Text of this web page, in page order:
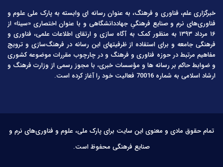
خبرگزاری علم، فناوری و فرهنگ، به عنوان رسانه ای وابسته به پارک ملی علوم و
فناوری‌های نرم و صنایع فرهنگیِ جهاددانشگاهی و با عنوان اختصاری «سینا» از
۱۶ مرداد ۱۳۹۳ به منظور کمک به آگاه سازی و ارتقای اطلاعات علمی، فناوری و
فرهنگی جامعه و برای استفاده از ظرفیتهای این رسانه در فرهنگ‌سازی و ترویج
مفاهیم مرتبط در حوزه فناوری و فرهنگ و در چارچوب مقررات موضوعه کشوری
و ضوابط حاکم بر رسانه ها و مؤسسات خبری، با مجوز رسمی از وزارت فرهنگ و
ارشاد اسلامی به شماره 70016 فعالیت خود را آغاز کرده است.
تمام حقوق مادی و معنوی این سایت برای پارک ملی، علوم و فناوری‌های نرم و
صنایع فرهنگی محفوظ است.